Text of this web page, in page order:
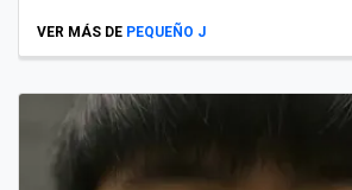
VER MÁS DE PEQUEÑO J